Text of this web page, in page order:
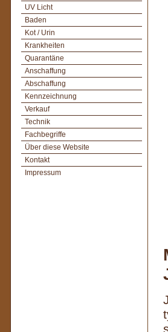
UV Licht
Baden
Kot / Urin
Krankheiten
Quarantäne
Anschaffung
Abschaffung
Kennzeichnung
Verkauf
Technik
Fachbegriffe
Über diese Website
Kontakt
Impressum